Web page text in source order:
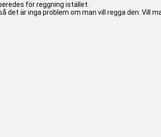
för reggning istället.
är inga problem om man vill regga den. Vill